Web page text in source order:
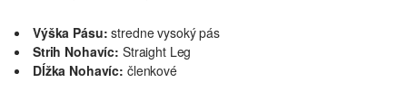
Výška Pásu: stredne vysoký pás
Strih Nohavíc: Straight Leg
Dĺžka Nohavíc: členkové